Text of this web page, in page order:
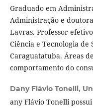
Graduado em
Administração e
Lavras. Professor
Ciência e Tecnologia de
Caraguatatuba. Áreas
comportamento do
Dany Flávio Tonelli,
any Flávio Tonelli